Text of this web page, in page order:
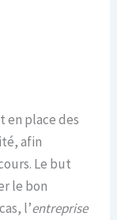
en place des
afin
Le but
le bon
l’entreprise